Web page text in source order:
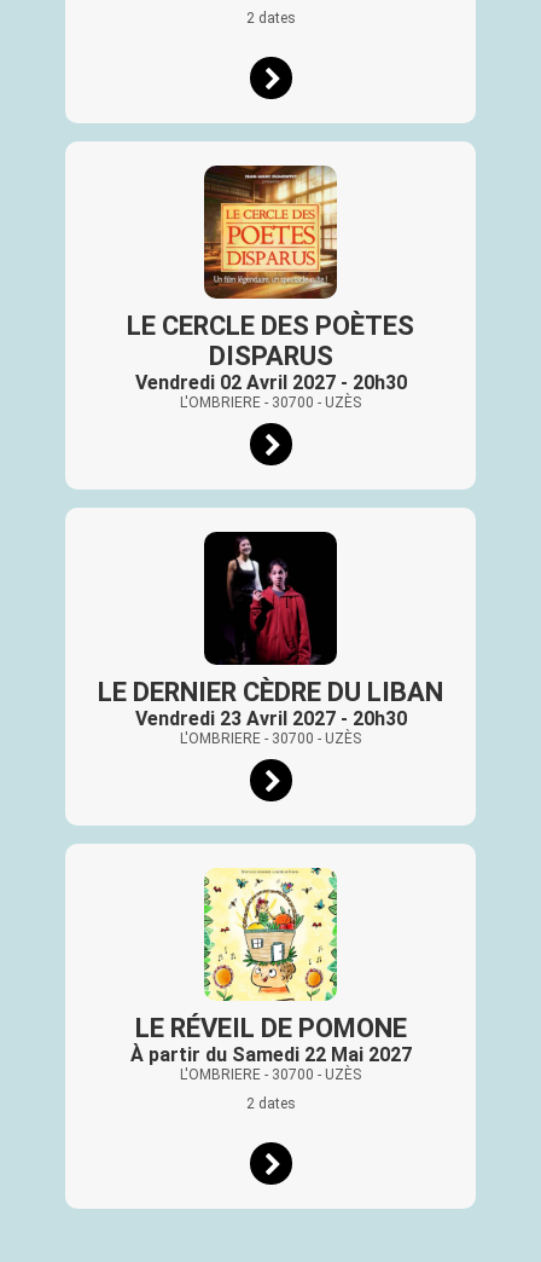
2 dates
LE CERCLE DES POÈTES
DISPARUS
Vendredi 02 Avril 2027 - 20h30
L'OMBRIERE - 30700 - UZÈS
LE DERNIER CÈDRE DU LIBAN
Vendredi 23 Avril 2027 - 20h30
L'OMBRIERE - 30700 - UZÈS
LE RÉVEIL DE POMONE
À partir du Samedi 22 Mai 2027
L'OMBRIERE - 30700 - UZÈS
2 dates